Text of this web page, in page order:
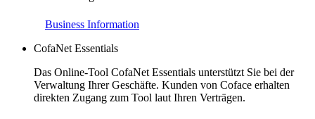
Business Information
CofaNet Essentials
Das Online-Tool CofaNet Essentials unterstützt Sie bei der
Verwaltung Ihrer Geschäfte. Kunden von Coface erhalten
direkten Zugang zum Tool laut Ihren Verträgen.